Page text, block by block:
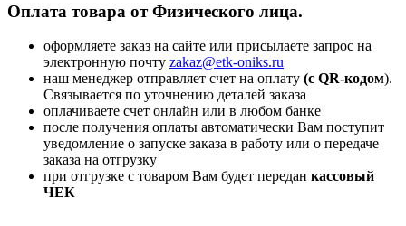
Оплата товара от Физического лица.
оформляете заказ на сайте или присылаете запрос на
электронную почту zakaz@etk-oniks.ru
наш менеджер отправляет счет на оплату (с QR-кодом).
Связывается по уточнению деталей заказа
оплачиваете счет онлайн или в любом банке
после получения оплаты автоматически Вам поступит
уведомление о запуске заказа в работу или о передаче
заказа на отгрузку
при отгрузке с товаром Вам будет передан кассовый
ЧЕК